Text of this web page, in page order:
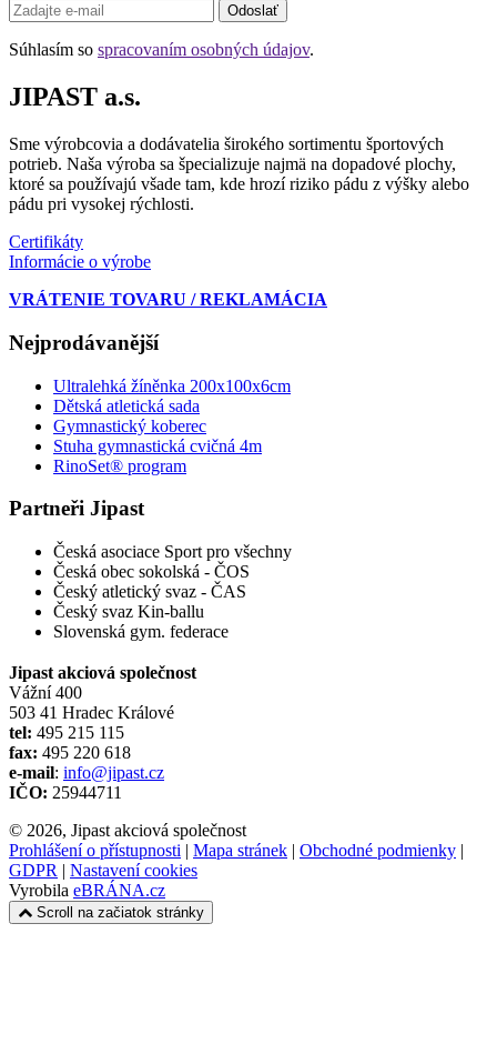
Odoslať
Súhlasím so spracovaním osobných údajov.
JIPAST a.s.
Sme výrobcovia a dodávatelia širokého sortimentu športových
potrieb. Naša výroba sa špecializuje najmä na dopadové plochy,
ktoré sa používajú všade tam, kde hrozí riziko pádu z výšky alebo
pádu pri vysokej rýchlosti.
Certifikáty
Informácie o výrobe
VRÁTENIE TOVARU / REKLAMÁCIA
Nejprodávanější
Ultralehká žíněnka 200x100x6cm
Dětská atletická sada
Gymnastický koberec
Stuha gymnastická cvičná 4m
RinoSet® program
Partneři Jipast
Česká asociace Sport pro všechny
Česká obec sokolská - ČOS
Český atletický svaz - ČAS
Český svaz Kin-ballu
Slovenská gym. federace
Jipast akciová společnost
Vážní 400
503 41 Hradec Králové
tel: 495 215 115
fax: 495 220 618
e-mail: info@jipast.cz
IČO: 25944711
© 2026, Jipast akciová společnost
Prohlášení o přístupnosti | Mapa stránek | Obchodné podmienky |
GDPR | Nastavení cookies
Vyrobila eBRÁNA.cz
Scroll na začiatok stránky